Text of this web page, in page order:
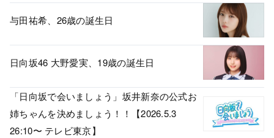
与田祐希、26歳の誕生日
日向坂46 大野愛実、19歳の誕生日
「日向坂で会いましょう」坂井新奈の公式お
姉ちゃんを決めましょう！！【2026.5.3
26:10〜 テレビ東京】